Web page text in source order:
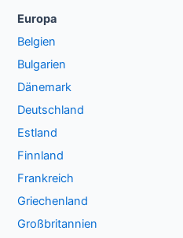
Europa
Belgien
Bulgarien
Dänemark
Deutschland
Estland
Finnland
Frankreich
Griechenland
Großbritannien